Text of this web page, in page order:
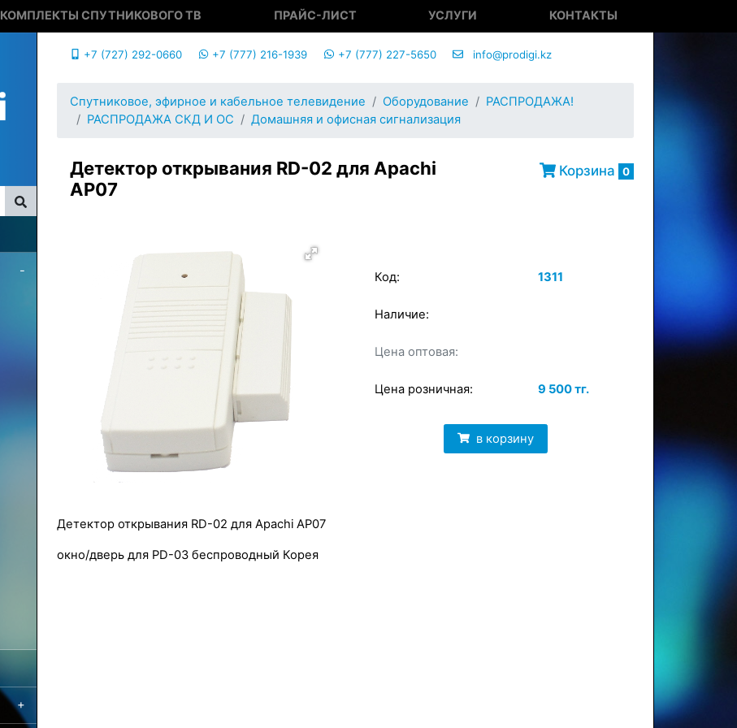
КОМПЛЕКТЫ СПУТНИКОВОГО ТВ ПРАЙС-ЛИСТ УСЛУГИ КОНТАКТЫ
-
+
+7 (727) 292-0660 +7 (777) 216-1939 +7 (777) 227-5650 info@prodigi.kz
Спутниковое, эфирное и кабельное телевидение Оборудование
РАСПРОДАЖА!
РАСПРОДАЖА СКД И ОС
Домашняя и офисная сигнализация
Детектор открывания RD-02 для Apachi
AP07
Корзина 0
Код: 1311
Наличие:
Цена оптовая:
Цена розничная: 9 500 тг.
в корзину
Детектор открывания RD-02 для Apachi AP07
окно/дверь для PD-03 беспроводный Корея